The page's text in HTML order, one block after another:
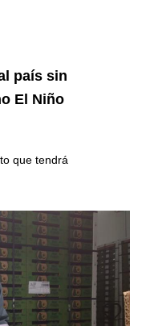
país sin
El Niño
que tendrá